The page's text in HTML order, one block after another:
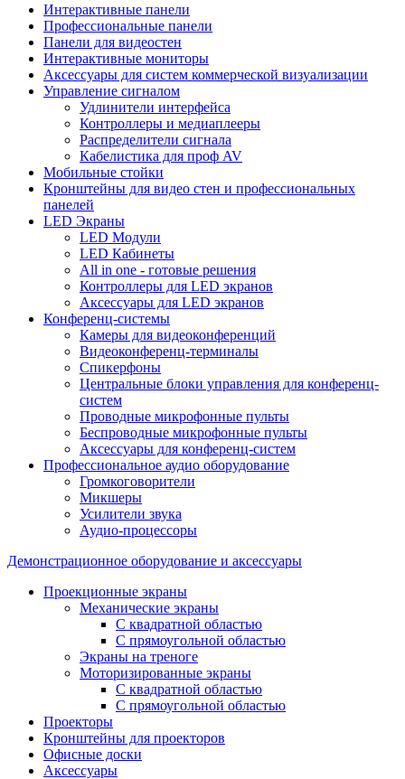
Интерактивные панели
Профессиональные панели
Панели для видеостен
Интерактивные мониторы
Аксессуары для систем коммерческой визуализации
Управление сигналом
Удлинители интерфейса
Контроллеры и медиаплееры
Распределители сигнала
Кабелистика для проф AV
Мобильные стойки
Кронштейны для видео стен и профессиональных
панелей
LED Экраны
LED Модули
LED Кабинеты
All in one - готовые решения
Контроллеры для LED экранов
Аксессуары для LED экранов
Конференц-системы
Камеры для видеоконференций
Видеоконференц-терминалы
Спикерфоны
Центральные блоки управления для конференц-
систем
Проводные микрофонные пульты
Беспроводные микрофонные пульты
Аксессуары для конференц-систем
Профессиональное аудио оборудование
Громкоговорители
Микшеры
Усилители звука
Аудио-процессоры
Демонстрационное оборудование и аксессуары
Проекционные экраны
Механические экраны
С квадратной областью
С прямоугольной областью
Экраны на треноге
Моторизированные экраны
С квадратной областью
С прямоугольной областью
Проекторы
Кронштейны для проекторов
Офисные доски
Аксессуары